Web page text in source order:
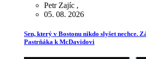
Petr Zajíc ,
05. 08. 2026
Sen, který v Bostonu nikdo slyšet nechce.
Pastrňáka k McDavidovi